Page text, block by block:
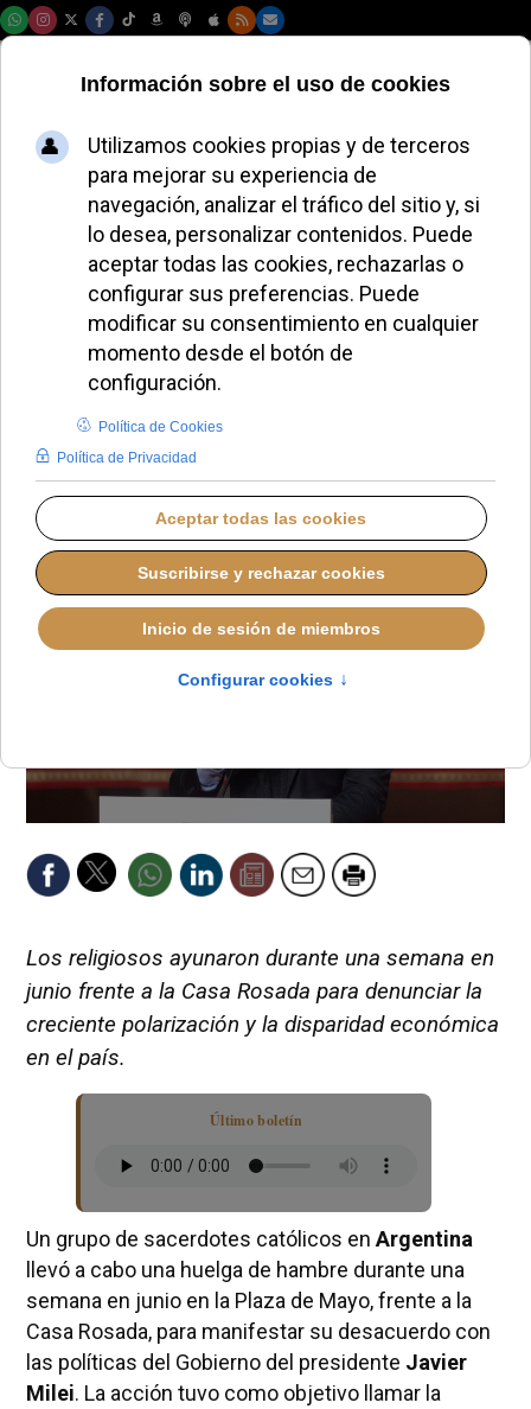
Sacerdotes
argentinos hacen
huelga de hambre
contra las políticas
de Milei
Los religiosos ayunaron durante una semana en
junio frente a la Casa Rosada para denunciar la
creciente polarización y la disparidad económica
en el país.
Último boletín
Un grupo de sacerdotes católicos en Argentina
llevó a cabo una huelga de hambre durante una
semana en junio en la Plaza de Mayo, frente a la
Casa Rosada, para manifestar su desacuerdo con
las políticas del Gobierno del presidente Javier
Milei. La acción tuvo como objetivo llamar la